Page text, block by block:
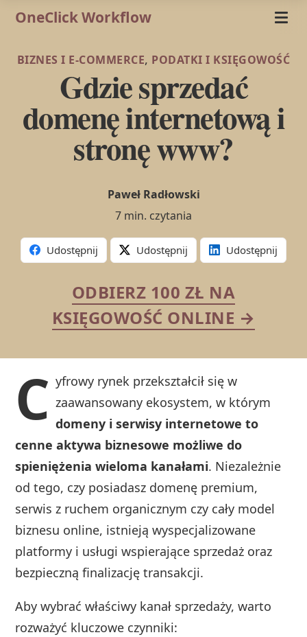
OneClick Workflow
BIZNES I E-COMMERCE, PODATKI I KSIĘGOWOŚĆ
Gdzie sprzedać
domenę internetową i
stronę www?
Paweł Radłowski
7 min. czytania
Udostępnij Udostępnij Udostępnij
ODBIERZ 100 ZŁ NA
KSIĘGOWOŚĆ ONLINE →
C yfrowy rynek przekształcił się w
zaawansowany ekosystem, w którym
domeny i serwisy internetowe to
cenne aktywa biznesowe możliwe do
spieniężenia wieloma kanałami. Niezależnie
od tego, czy posiadasz domenę premium,
serwis z ruchem organicznym czy cały model
biznesu online, istnieją wyspecjalizowane
platformy i usługi wspierające sprzedaż oraz
bezpieczną finalizację transakcji.
Aby wybrać właściwy kanał sprzedaży, warto
rozważyć kluczowe czynniki: